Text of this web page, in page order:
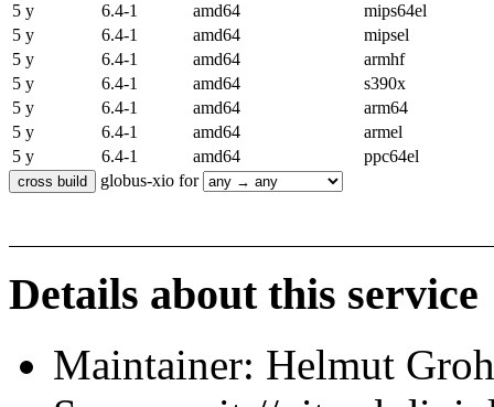
5 y
6.4-1 amd64
mips64el
5 y
6.4-1 amd64
mipsel
5 y
6.4-1 amd64
armhf
5 y
6.4-1 amd64
s390x
5 y
6.4-1 amd64
arm64
5 y
6.4-1 amd64
armel
5 y
6.4-1 amd64
ppc64el
globus-xio for
Details about this service
Maintainer: Helmut